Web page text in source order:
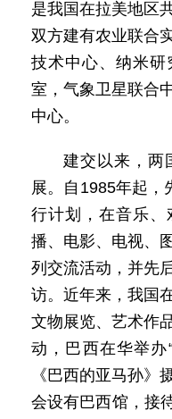
是我国在拉美地区
双方建有农业联合
技术中心、纳米研
室，气象卫星联合
中心。
建交以来，两
展。自1985年起，
行计划，在音乐、
播、电影、电视、
列交流活动，并先
访。近年来，我国
文物展览、艺术作
动，巴西在华举办
《巴西的亚马孙》
会设有巴西馆，接